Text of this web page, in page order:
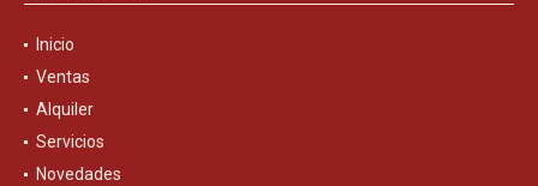
Inicio
Ventas
Alquiler
Servicios
Novedades